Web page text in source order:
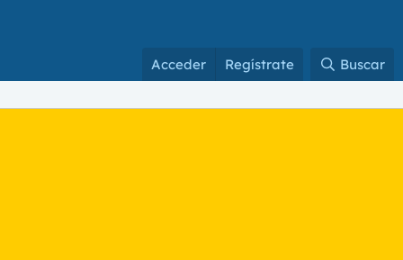
Acceder Regístrate Buscar